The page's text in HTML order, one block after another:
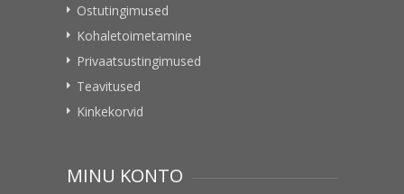
Ostutingimused
Kohaletoimetamine
Privaatsustingimused
Teavitused
Kinkekorvid
MINU KONTO